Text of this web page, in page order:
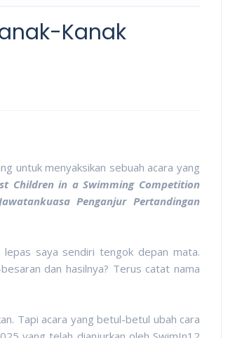
Kanak
untuk menyaksikan sebuah acara yang
Children in a Swimming Competition
Penganjur Pertandingan
saya sendiri tengok depan mata.
dan hasilnya? Terus catat nama
Tapi acara yang betul-betul ubah cara